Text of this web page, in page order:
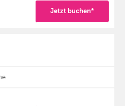
Jetzt buchen*